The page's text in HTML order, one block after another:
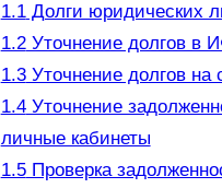
1.1Долги юридических
1.2Уточнение долгов в
1.3Уточнение долгов
1.4Уточнение
личные кабинеты
1.5Проверка